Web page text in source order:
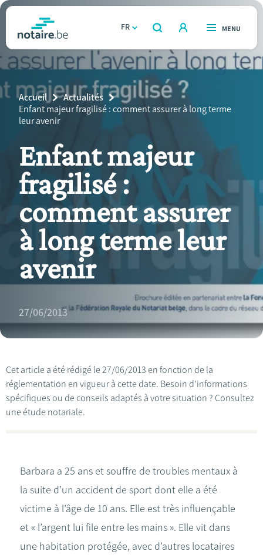
Aller
contenu
principal
notaire.behomepage
FR
OUVERT
RECHERCHER
OUVERT
MENU
Relations et vivre ensemble
Héritage et donations
Entreprendre
Le notaire
Calculateurs
Breadcrumb
Accueil
Actualités
Current
Page:
Enfant majeur fragilisé : comment assurer à long terme
leur avenir
Enfant majeur
fragilisé :
comment assurer
à long terme leur
avenir
27/06/2013
Cet article a été rédigé le 27/06/2013 en fonction de la
réglementation en vigueur à cette date. Besoin d'informations
spécifiques ou de conseils adaptés à votre situation ? Consultez
une étude notariale.
Barbara a 25 ans et souffre de troubles mentaux à
la suite d’un accident de sport dont elle a été
victime à l’âge de 10 ans. Elle est très influençable
et « l’argent lui file entre les mains ». Elle vit dans
une habitation protégée, avec d’autres locataires